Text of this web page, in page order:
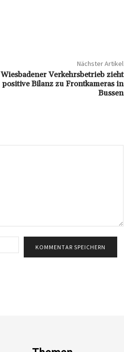
Nächster Artikel
Wiesbadener Verkehrsbetrieb zieht
positive Bilanz zu Frontkameras in
Bussen
Mail:*